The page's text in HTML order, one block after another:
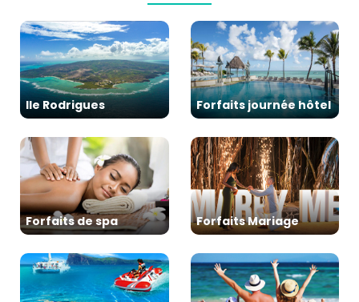
Ile Rodrigues Forfaits journée hôtel
Forfaits de spa Forfaits Mariage